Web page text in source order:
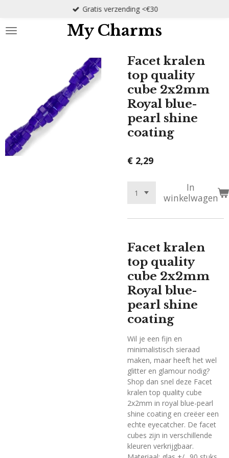
naar
My Charms
Gratis verzending <€30
Facet kralen
top quality
cube 2x2mm
Royal blue-
pearl shine
coating
€ 2,29
In
winkelwagen
Facet kralen
top quality
cube 2x2mm
Royal blue-
pearl shine
coating
Wil je een fijn en
minimalistisch sieraad
maken, maar heeft het wel
glitter en glamour nodig?
Shop dan snel deze Facet
kralen top quality cube
2x2mm in royal blue-pearl
shine coating en creëer een
echte eyecatcher. De facet
cubes zijn in verschillende
kleuren verkrijgbaar.